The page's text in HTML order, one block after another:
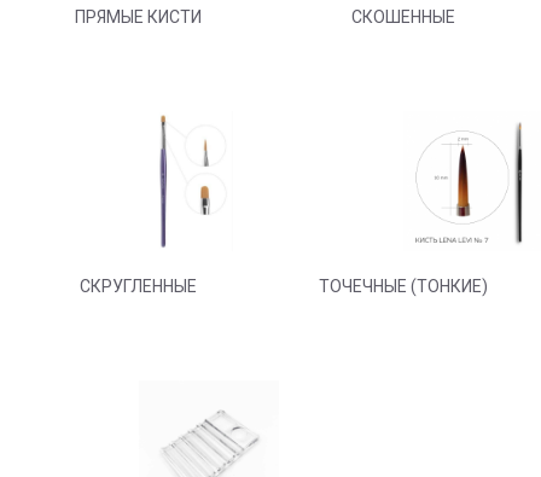
ПРЯМЫЕ КИСТИ СКОШЕННЫЕ
СКРУГЛЕННЫЕ ТОЧЕЧНЫЕ (ТОНКИЕ)